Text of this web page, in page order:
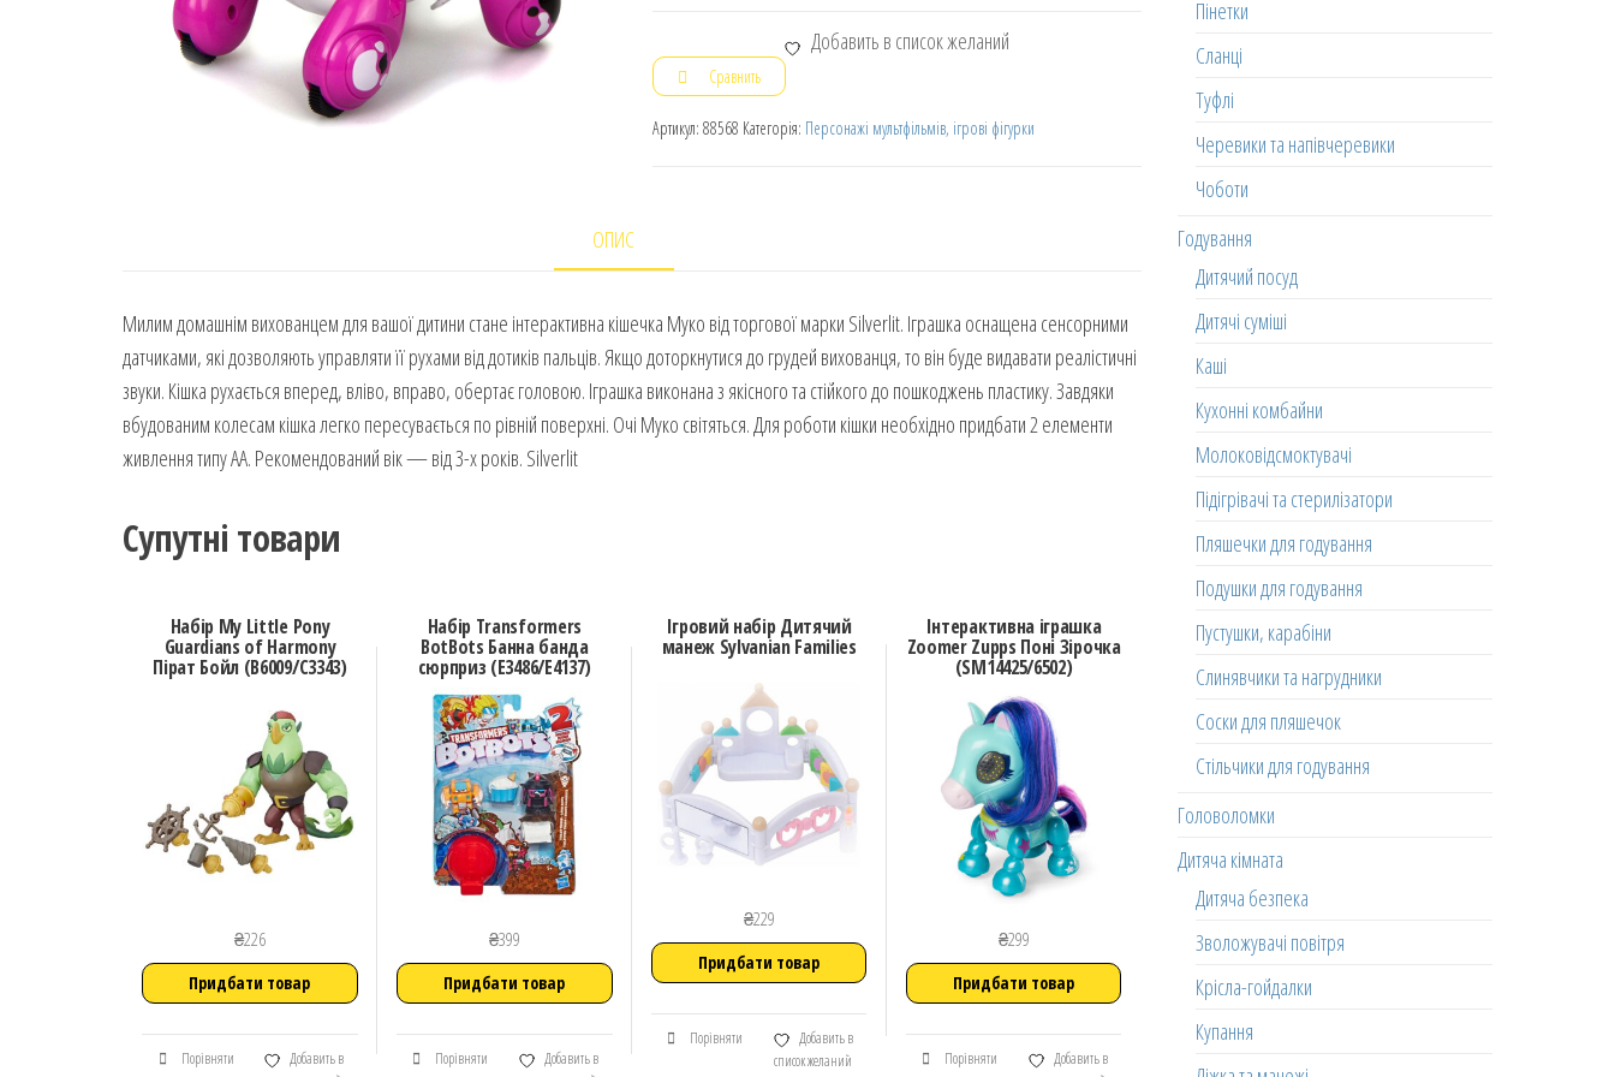
Добавить в список желаний
Сравнить
Артикул: 88568 Категорія: Персонажі мультфільмів, ігрові фігурки
ОПИС
Милим домашнім вихованцем для вашої дитини стане інтерактивна кішечка Муко від торгової марки Silverlit. Іграшка оснащена сенсорними
датчиками, які дозволяють управляти її рухами від дотиків пальців. Якщо доторкнутися до грудей вихованця, то він буде видавати реалістичні
звуки. Кішка рухається вперед, вліво, вправо, обертає головою. Іграшка виконана з якісного та стійкого до пошкоджень пластику. Завдяки
вбудованим колесам кішка легко пересувається по рівній поверхні. Очі Муко світяться. Для роботи кішки необхідно придбати 2 елементи
живлення типу АА. Рекомендований вік — від 3-х років. Silverlit
Супутні товари
Набір My Little Pony
Guardians of Harmony
Пірат Бойл (B6009/C3343)
₴226
Придбати товар
Порівняти
Добавить в
Набір Transformers
BotBots Банна банда
сюрприз (E3486/E4137)
₴399
Придбати товар
Порівняти
Добавить в
Ігровий набір Дитячий
манеж Sylvanian Families
₴229
Придбати товар
Порівняти
Добавить в
список желаний
Інтерактивна іграшка
Zoomer Zupps Поні Зірочка
(SM14425/6502)
₴299
Придбати товар
Порівняти
Добавить в
Пінетки
Сланці
Туфлі
Черевики та напівчеревики
Чоботи
Годування
Дитячий посуд
Дитячі суміші
Каші
Кухонні комбайни
Молоковідсмоктувачі
Підігрівачі та стерилізатори
Пляшечки для годування
Подушки для годування
Пустушки, карабіни
Слинявчики та нагрудники
Соски для пляшечок
Стільчики для годування
Головоломки
Дитяча кімната
Дитяча безпека
Зволожувачі повітря
Крісла-гойдалки
Купання